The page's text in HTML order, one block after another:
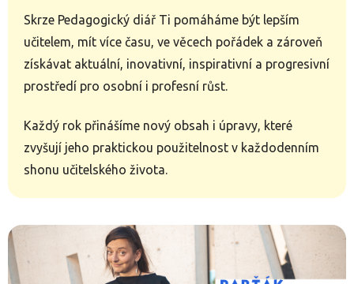
Skrze Pedagogický diář Ti pomáháme být lepším
učitelem, mít více času, ve věcech pořádek a zároveň
získávat aktuální, inovativní, inspirativní a progresivní
prostředí pro osobní i profesní růst.
Každý rok přinášíme nový obsah i úpravy, které
zvyšují jeho praktickou použitelnost v každodenním
shonu učitelského života.